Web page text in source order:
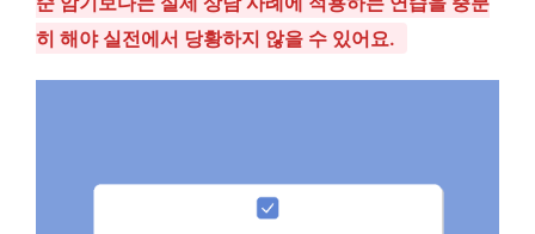
히 해야 실전에서 당황하지 않을 수 있어요.